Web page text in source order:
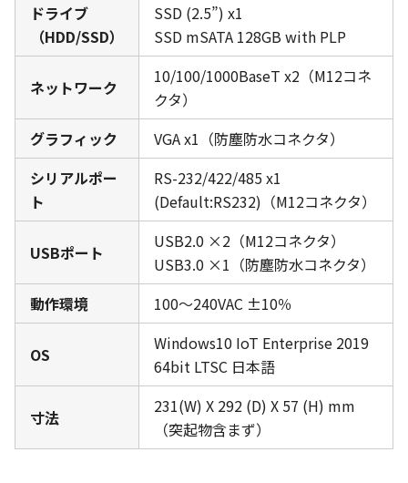
ドライブ
（HDD/SSD）
SSD (2.5”) x1
SSD mSATA 128GB with PLP
ネットワーク
10/100/1000BaseT x2（M12コネ
クタ）
グラフィック
VGA x1（防塵防水コネクタ）
シリアルポー
ト
RS-232/422/485 x1
(Default:RS232)（M12コネクタ）
USBポート
USB2.0 ×2（M12コネクタ）
USB3.0 ×1（防塵防水コネクタ）
動作環境
100～240VAC ±10％
OS
Windows10 IoT Enterprise 2019
64bit LTSC 日本語
寸法
231(W) X 292 (D) X 57 (H) mm
（突起物含まず）